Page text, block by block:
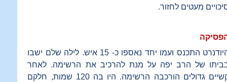
מעטים לחזור.
היודנרט התכנס ועמו יחד נאספו כ- 15 איש. לילה שלם ישבו
של הרב יפה על מנת להרכיב את הרשימה. לאחר
קשיים גדולים הורכבה הרשימה. היו בה 120 שמות, חלקם